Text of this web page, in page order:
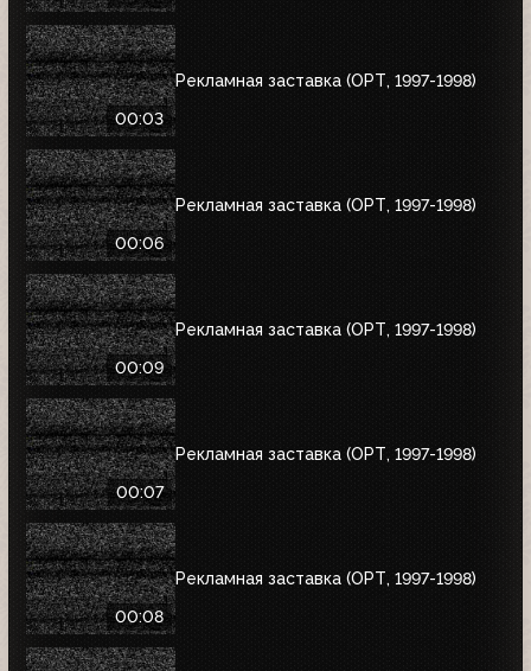
00:03
Рекламная заставка (ОРТ, 1997-1998)
00:06
Рекламная заставка (ОРТ, 1997-1998)
00:09
Рекламная заставка (ОРТ, 1997-1998)
00:07
Рекламная заставка (ОРТ, 1997-1998)
00:08
Рекламная заставка (ОРТ, 1997-1998)